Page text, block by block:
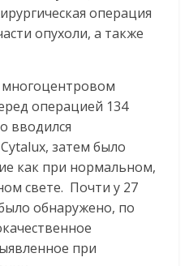
операция
опухоли, а также
операцией 134
вводился
затем было
как при нормальном,
свете. Почти у 27
обнаружено, по
при